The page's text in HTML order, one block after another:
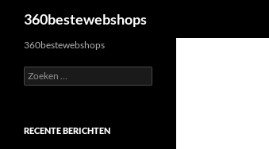
360bestewebshops
360bestewebshops
Zoeken
naar:
RECENTE BERICHTEN